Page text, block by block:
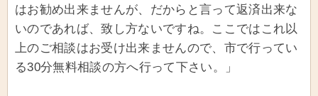
はお勧め出来ませんが、だからと言って返済出来な
いのであれば、致し方ないですね。ここではこれ以
上のご相談はお受け出来ませんので、市で行ってい
る30分無料相談の方へ行って下さい。」